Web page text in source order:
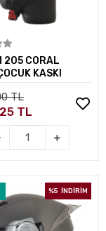
Sepete Ekle
205 CORAL
KASKI
TL
TL
%5 İNDİRİM